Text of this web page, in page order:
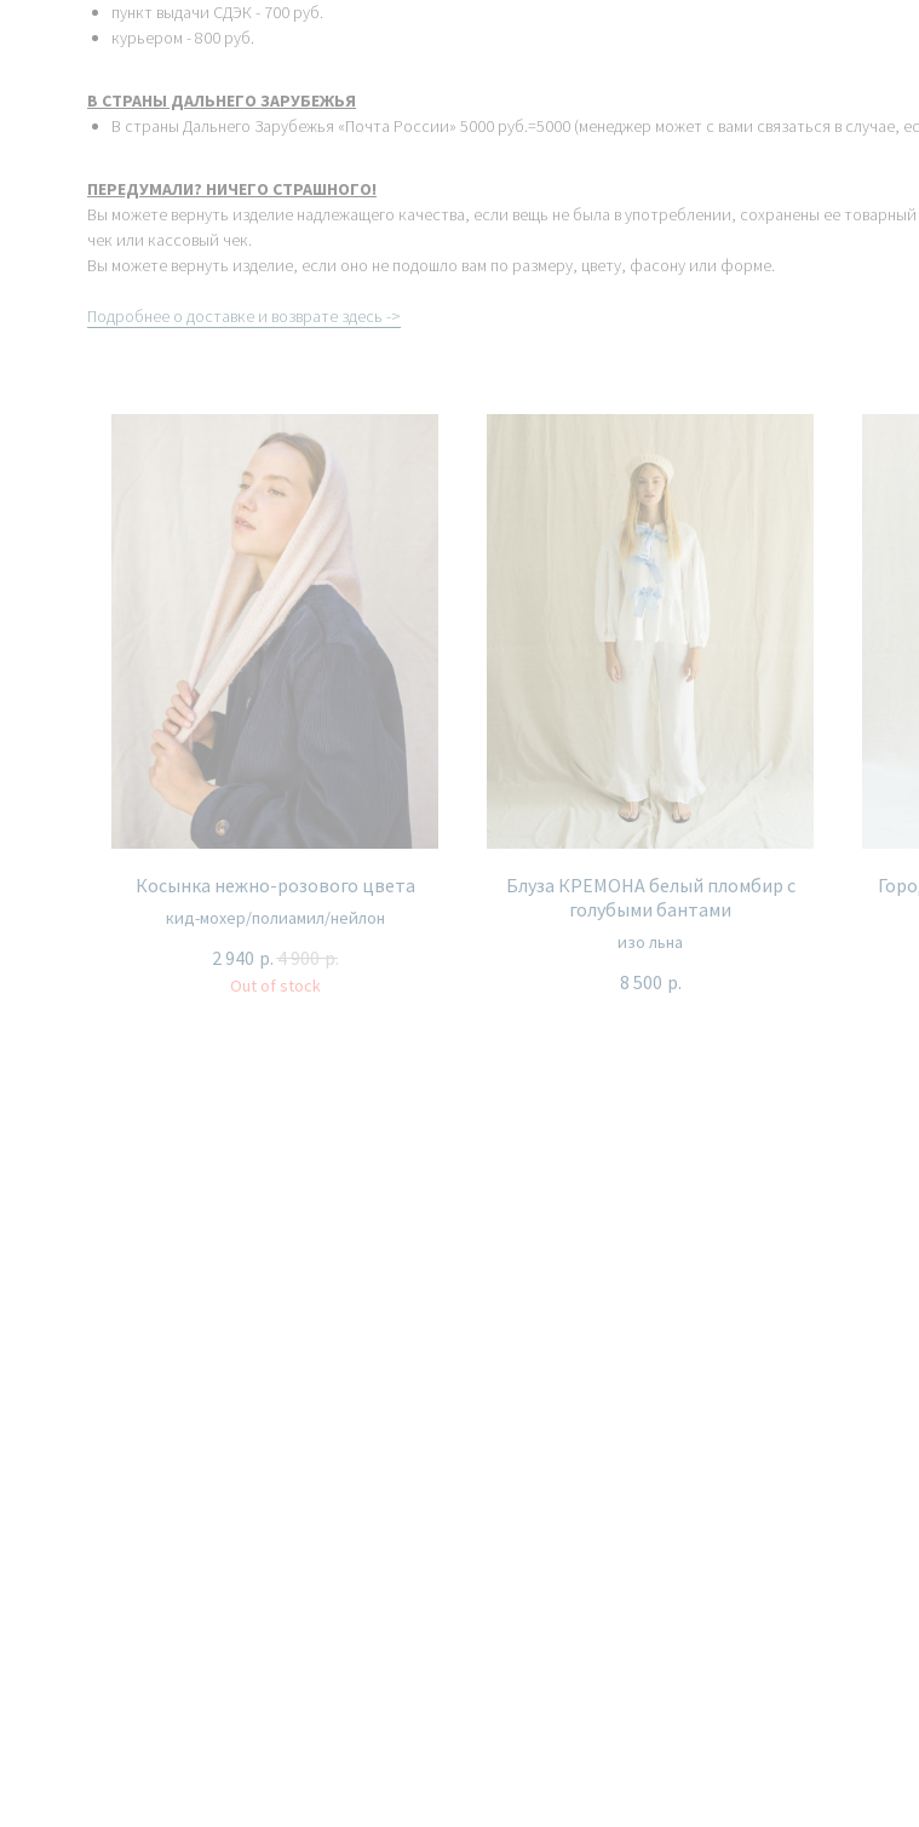
пункт выдачи СДЭК - 700 руб.
курьером - 800 руб.
В СТРАНЫ ДАЛЬНЕГО ЗАРУБЕЖЬЯ
В страны Дальнего Зарубежья «Почта России» 5000 руб.=5000 (менеджер может с вами связаться в случае,
ПЕРЕДУМАЛИ? НИЧЕГО СТРАШНОГО!
Вы можете вернуть изделие надлежащего качества, если вещь не была в употреблении, сохранены ее
чек или кассовый чек.
Вы можете вернуть изделие, если оно не подошло вам по размеру, цвету, фасону или форме.
Подробнее о доставке и возврате здесь ->
Косынка нежно-розового цвета
кид-мохер/полиамил/нейлон
2 940 р.4 900 р.
Out of stock
Блуза КРЕМОНА белый пломбир с
голубыми бантами
изо льна
8 500 р.